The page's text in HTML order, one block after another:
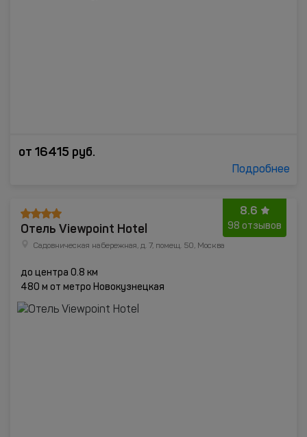
от 16415 руб.
Подробнее
8.6
98 отзывов
Отель Viewpoint Hotel
Садовническая набережная, д. 7, помещ. 50, Москва
до центра 0.8 км
480 м от метро Новокузнецкая